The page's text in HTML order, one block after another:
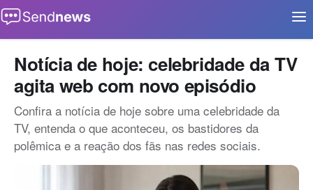
Início
Aplicativos
Eventos
Notícias
Notícia de hoje: celebridade da TV
agita web com novo episódio
Confira a notícia de hoje sobre uma celebridade da
TV, entenda o que aconteceu, os bastidores da
polêmica e a reação dos fãs nas redes sociais.